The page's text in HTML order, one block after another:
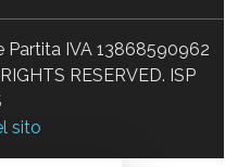
Partita IVA 13868590962
RESERVED. ISP
sito